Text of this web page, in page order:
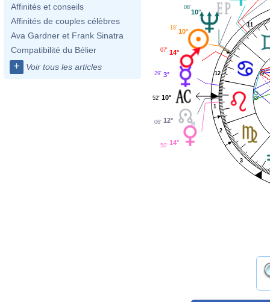
Affinités et conseils
Affinités de couples célèbres
Ava Gardner et Frank Sinatra
Compatibilité du Bélier
+ Voir tous les articles
1
2
3
11
12
10°
08'
10°
18'
14°
07'
3°
29'
10°
52'
12°
06'
14°
50'